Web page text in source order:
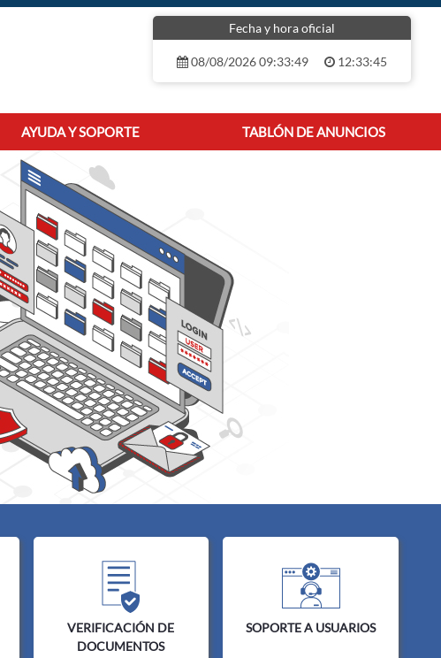
Fecha y hora oficial
08/08/2026 09:33:49 12:33:45
AYUDA Y SOPORTE TABLÓN DE ANUNCIOS
VERIFICACIÓN DE
DOCUMENTOS
SOPORTE A USUARIOS